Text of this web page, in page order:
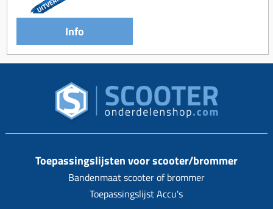
Info
Toepassingslijsten voor scooter/brommer
Bandenmaat scooter of brommer
Toepassingslijst Accu's